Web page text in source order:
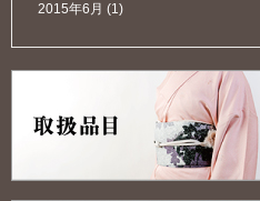
2015年6月 (1)